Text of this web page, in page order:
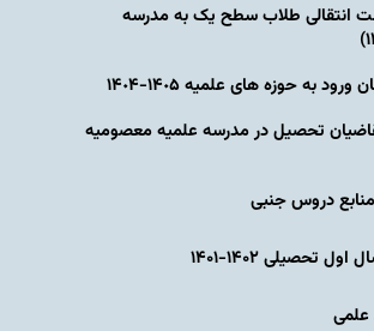
انتقالی طلاب سطح یک به مدرسه
به حوزه های علمیه ١۴٠۵-١۴٠۴
تحصیل در مدرسه علمیه معصومیه
دروس جنبی
تحصیلی ۱۴۰۲-۱۴۰۱
علمی